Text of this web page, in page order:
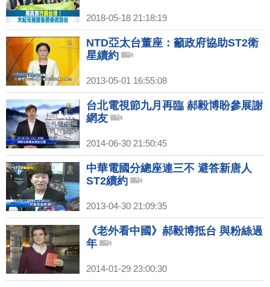
2018-05-18 21:18:19
NTD亞太台董座：籲政府協助ST2衛
星續約
2013-05-01 16:55:08
台北電視節九月再臨 郝毅博盼參展謝
網友
2014-06-30 21:50:45
中華電國分總座連三不 避答新唐人
ST2續約
2013-04-30 21:09:35
《老外看中國》郝毅博抵台 與粉絲過
年
2014-01-29 23:00:30